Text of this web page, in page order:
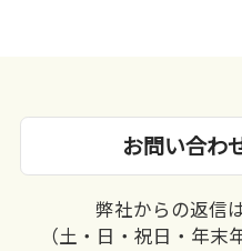
お問い合わ
弊社からの返信
（土・日・祝日・年末